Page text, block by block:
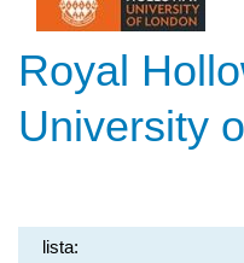
Royal
University
lista: